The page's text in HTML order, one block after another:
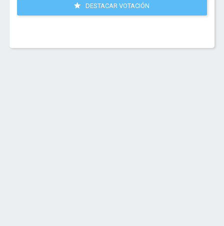
DESTACAR VOTACIÓN